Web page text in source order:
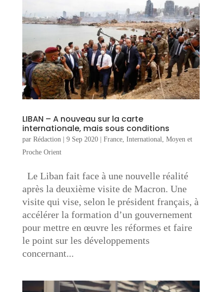
LIBAN – A nouveau sur la carte
internationale, mais sous conditions
par Rédaction 9 Sep 2020| France, International
Moyen et
Proche Orient
Le Liban fait face à une nouvelle réalité
après la deuxième visite de Macron. Une
visite qui vise, selon le président français, à
accélérer la formation d’un gouvernement
pour mettre en œuvre les réformes et faire
le point sur les développements
concernant...